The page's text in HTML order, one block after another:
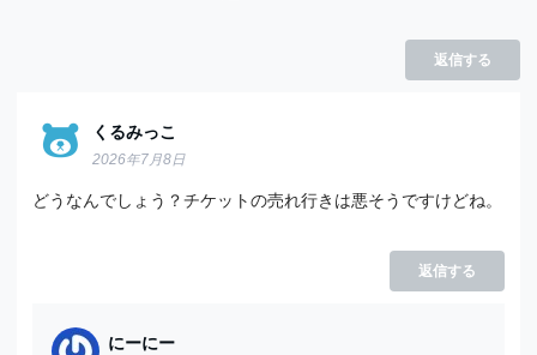
返信する
くるみっこ
2026年7月8日
どうなんでしょう？チケットの売れ行きは悪そうですけどね。
返信する
にーにー